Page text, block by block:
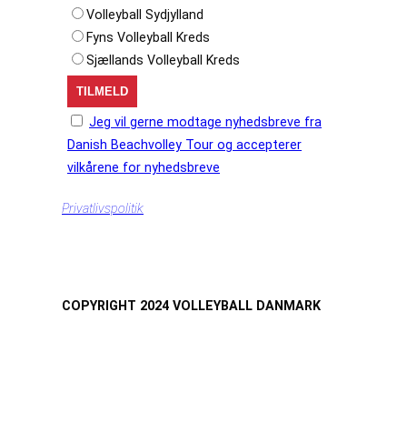
Volleyball Sydjylland
Fyns Volleyball Kreds
Sjællands Volleyball Kreds
Jeg vil gerne modtage nyhedsbreve fra
Danish Beachvolley Tour og accepterer
vilkårene for nyhedsbreve
Privatlivspolitik
COPYRIGHT 2024 VOLLEYBALL DANMARK